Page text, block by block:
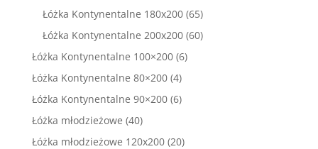
produktów
Łóżka Kontynentalne 180x200 6565
produktów
Łóżka Kontynentalne 200x200 6060
Łóżka Kontynentalne 100×200 66
Łóżka Kontynentalne 80×200 44
produkty
Łóżka Kontynentalne 90×200 66
Łóżka młodzieżowe 4040
produktów
Łóżka młodzieżowe 120x200 2020